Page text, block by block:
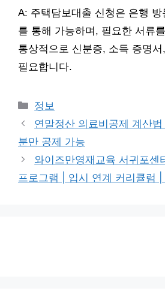
A: 주택담보대출 신청은 은행
를 통해 가능하며, 필요한 서류
통상적으로 신분증, 소득 증명
필요합니다.
카
테
리
정보
연말정산 의료비공제 계산
분만 공제 가능
와이즈만영재교육 서귀포센
프로그램 | 입시 연계 커리큘럼